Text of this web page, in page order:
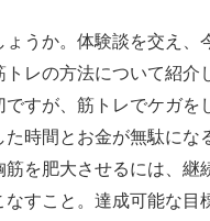
ょうか。体験談を交え、
トレの方法について紹介
ですが、筋トレでケガを
時間とお金が無駄にな
を肥大させるには、継
すこと。達成可能な目